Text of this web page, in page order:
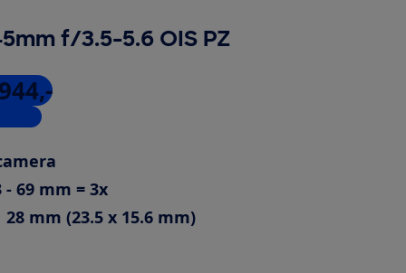
f/3.5-5.6 OIS PZ
- 69 mm = 3x
28 mm (23.5 x 15.6 mm)